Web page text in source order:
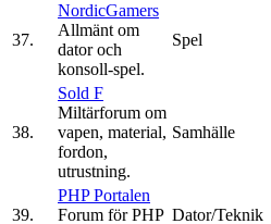
37.
NordicGamers
Allmänt om
dator och
konsoll-spel.
Spel
38.
Sold F
Miltärforum om
vapen, material,
fordon,
utrustning.
Samhälle
39.
PHP Portalen
Forum för PHP Dator/Teknik